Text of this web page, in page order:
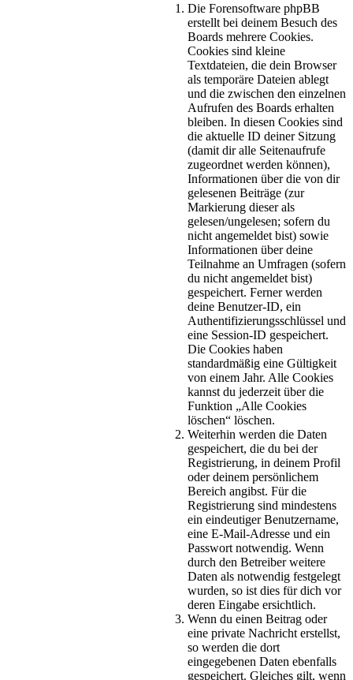
Die Forensoftware phpBB
erstellt bei deinem Besuch des
Boards mehrere Cookies.
Cookies sind kleine
Textdateien, die dein Browser
als temporäre Dateien ablegt
und die zwischen den einzelnen
Aufrufen des Boards erhalten
bleiben. In diesen Cookies sind
die aktuelle ID deiner Sitzung
(damit dir alle Seitenaufrufe
zugeordnet werden können),
Informationen über die von dir
gelesenen Beiträge (zur
Markierung dieser als
gelesen/ungelesen; sofern du
nicht angemeldet bist) sowie
Informationen über deine
Teilnahme an Umfragen (sofern
du nicht angemeldet bist)
gespeichert. Ferner werden
deine Benutzer-ID, ein
Authentifizierungsschlüssel und
eine Session-ID gespeichert.
Die Cookies haben
standardmäßig eine Gültigkeit
von einem Jahr. Alle Cookies
kannst du jederzeit über die
Funktion „Alle Cookies
löschen“ löschen.
Weiterhin werden die Daten
gespeichert, die du bei der
Registrierung, in deinem Profil
oder deinem persönlichem
Bereich angibst. Für die
Registrierung sind mindestens
ein eindeutiger Benutzername,
eine E-Mail-Adresse und ein
Passwort notwendig. Wenn
durch den Betreiber weitere
Daten als notwendig festgelegt
wurden, so ist dies für dich vor
deren Eingabe ersichtlich.
Wenn du einen Beitrag oder
eine private Nachricht erstellst,
so werden die dort
eingegebenen Daten ebenfalls
gespeichert. Gleiches gilt, wenn